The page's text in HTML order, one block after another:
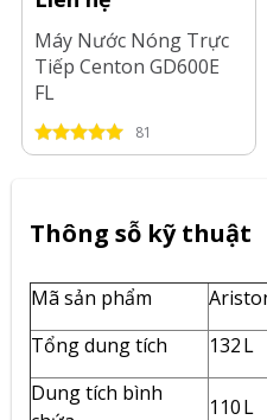
Máy Nước Nóng Trực
Tiếp Centon GD600E
FL
81
Thông sỗ kỹ thuật
Mã sản phẩm
Tổng dung tích
132 L
Dung tích bình
110 L